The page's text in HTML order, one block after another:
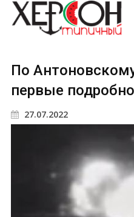
По
первые
27.07.2022